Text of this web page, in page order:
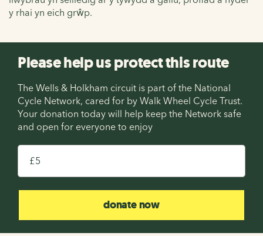
y rhai yn eich grŵp.
Please help us protect this route
The Wells & Holkham circuit is part of the National
Cycle Network, cared for by Walk Wheel Cycle Trust.
Your donation today will help keep the Network safe
and open for everyone to enjoy
£
donate now